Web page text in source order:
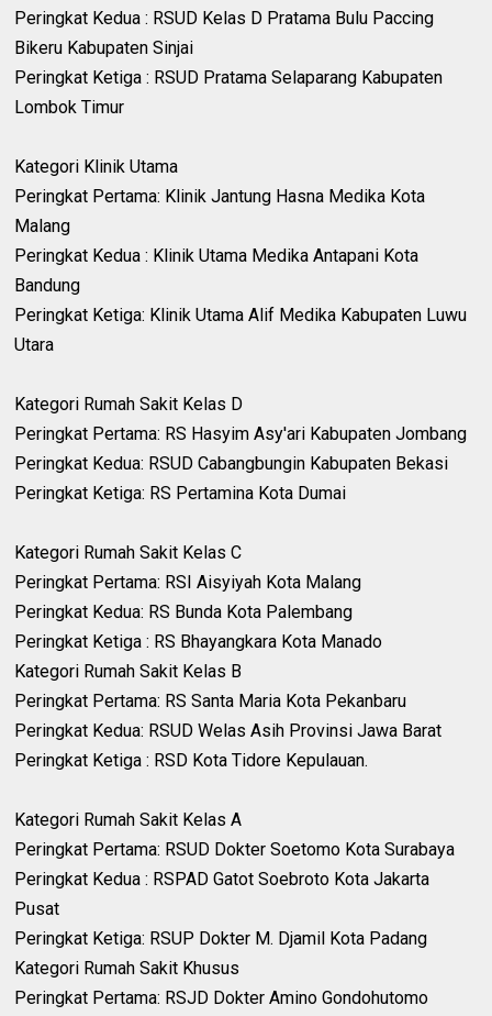
‎Peringkat Kedua : RSUD Kelas D Pratama Bulu Paccing
Bikeru Kabupaten Sinjai
‎Peringkat Ketiga : RSUD Pratama Selaparang Kabupaten
Lombok Timur
‎Kategori Klinik Utama
‎Peringkat Pertama: Klinik Jantung Hasna Medika Kota
Malang
‎Peringkat Kedua : Klinik Utama Medika Antapani Kota
Bandung
‎Peringkat Ketiga: Klinik Utama Alif Medika Kabupaten Luwu
Utara
‎Kategori Rumah Sakit Kelas D
‎Peringkat Pertama: RS Hasyim Asy'ari Kabupaten Jombang
‎Peringkat Kedua: RSUD Cabangbungin Kabupaten Bekasi
‎Peringkat Ketiga: RS Pertamina Kota Dumai
‎Kategori Rumah Sakit Kelas C
‎Peringkat Pertama: RSI Aisyiyah Kota Malang
‎Peringkat Kedua: RS Bunda Kota Palembang
‎Peringkat Ketiga : RS Bhayangkara Kota Manado
‎Kategori Rumah Sakit Kelas B
‎Peringkat Pertama: RS Santa Maria Kota Pekanbaru
‎Peringkat Kedua: RSUD Welas Asih Provinsi Jawa Barat
‎Peringkat Ketiga : RSD Kota Tidore Kepulauan.
‎Kategori Rumah Sakit Kelas A
‎Peringkat Pertama: RSUD Dokter Soetomo Kota Surabaya
‎Peringkat Kedua : RSPAD Gatot Soebroto Kota Jakarta
Pusat
‎Peringkat Ketiga: RSUP Dokter M. Djamil Kota Padang
‎Kategori Rumah Sakit Khusus
‎Peringkat Pertama: RSJD Dokter Amino Gondohutomo